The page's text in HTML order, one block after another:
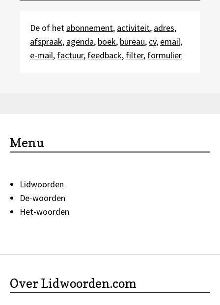
De of het abonnement, activiteit, adres,
afspraak, agenda, boek, bureau, cv, email,
e-mail, factuur, feedback, filter, formulier
Menu
Lidwoorden
De-woorden
Het-woorden
Over Lidwoorden.com